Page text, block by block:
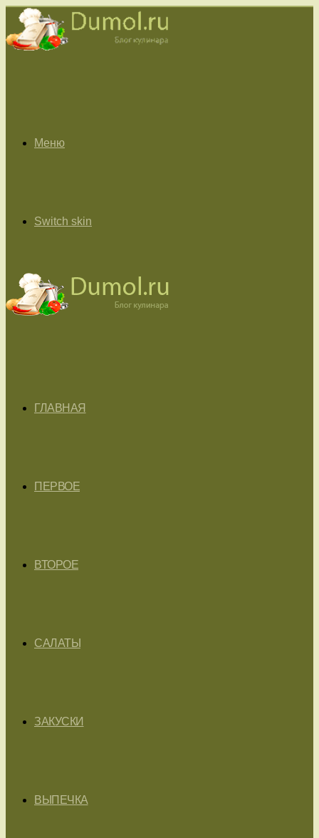
Меню
Switch skin
ГЛАВНАЯ
ПЕРВОЕ
ВТОРОЕ
САЛАТЫ
ЗАКУСКИ
ВЫПЕЧКА